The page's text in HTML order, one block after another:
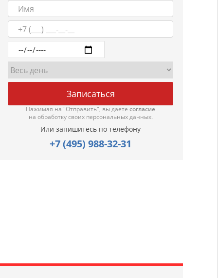
Нажимая на "Отправить", вы даете согласие
на обработку своих персональных данных.
Или запишитесь по телефону
+7 (495) 988-32-31